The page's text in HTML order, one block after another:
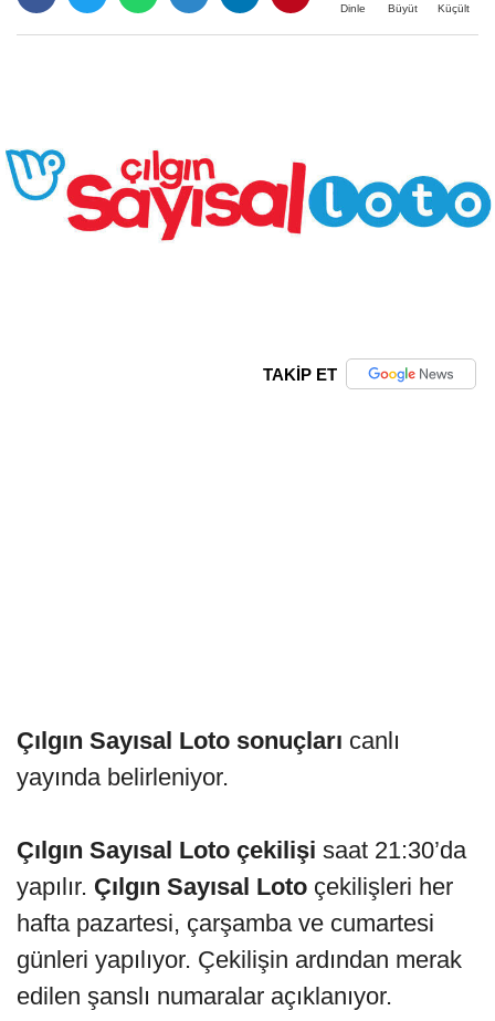
Dinle Büyüt Küçült
TAKİP ET
Çılgın Sayısal Loto sonuçları canlı
yayında belirleniyor.
Çılgın Sayısal Loto çekilişi saat 21:30’da
yapılır. Çılgın Sayısal Loto çekilişleri her
hafta pazartesi, çarşamba ve cumartesi
günleri yapılıyor. Çekilişin ardından merak
edilen şanslı numaralar açıklanıyor.